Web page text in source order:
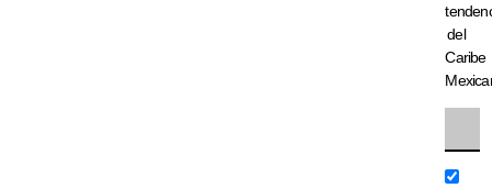
del
Caribe